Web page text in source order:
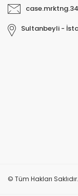
Sultanbeyli -
© Tüm Hakları